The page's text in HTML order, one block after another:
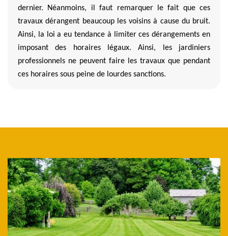
dernier. Néanmoins, il faut remarquer le fait que ces
travaux dérangent beaucoup les voisins à cause du bruit.
Ainsi, la loi a eu tendance à limiter ces dérangements en
imposant des horaires légaux. Ainsi, les jardiniers
professionnels ne peuvent faire les travaux que pendant
ces horaires sous peine de lourdes sanctions.